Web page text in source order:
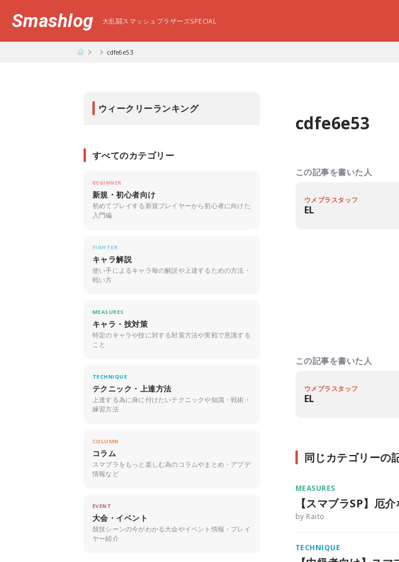
Smashlog 大乱闘スマッシュブラザーズSPECIAL
cdfe6e53
cdfe6e53
この記事を書いた人
ウメブラスタッフ
EL
この記事を書いた人
ウメブラスタッフ
EL
同じカテゴリーの
MEASURES
【スマブラSP】厄
by Raito
TECHNIQUE
ウィークリーランキング
すべてのカテゴリー
BEGINNER
新規・初心者向け
初めてプレイする新規プレイヤーから初心者に向けた
入門編
FIGHTER
キャラ解説
使い手によるキャラ毎の解説や上達するための方法・
戦い方
MEASURES
キャラ・技対策
特定のキャラや技に対する対策方法や実戦で意識する
こと
TECHNIQUE
テクニック・上達方法
上達する為に身に付けたいテクニックや知識・戦術・
練習方法
COLUMN
コラム
スマブラをもっと楽しむ為のコラムやまとめ・アプデ
情報など
EVENT
大会・イベント
競技シーンの今がわかる大会やイベント情報・プレイ
ヤー紹介